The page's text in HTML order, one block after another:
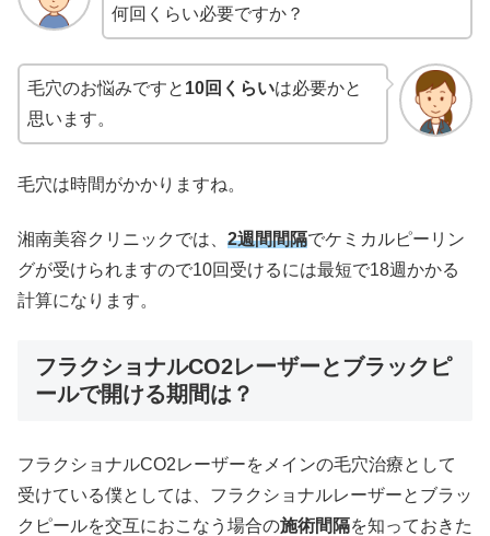
何回くらい必要ですか？
毛穴のお悩みですと 10回くらいは必要かと
思います。
毛穴は時間がかかりますね。
湘南美容クリニックでは、 2週間間隔でケミカルピーリン
グが受けられますので10回受けるには最短で18週かかる
計算になります。
フラクショナルCO2レーザーとブラックピ
ールで開ける期間は？
フラクショナルCO2レーザーをメインの毛穴治療として
受けている僕としては、フラクショナルレーザーとブラッ
クピールを交互におこなう場合の施術間隔を知っておきた